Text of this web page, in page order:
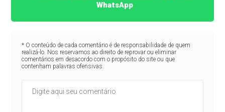
WhatsApp
* O conteúdo de cada comentário é de responsabilidade de quem
realizá-lo. Nos reservamos ao direito de reprovar ou eliminar
comentários em desacordo com o propósito do site ou que
contenham palavras ofensivas.